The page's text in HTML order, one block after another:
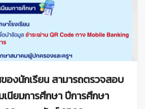
องนักเรียน สามารถตรวจสอบ
เนียมการศึกษา ปีการศึกษา